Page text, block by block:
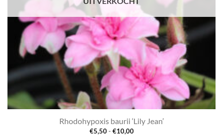
Rhodohypoxis baurii ‘Lily Jean’
€5,50 - €10,00Prijsklasse: